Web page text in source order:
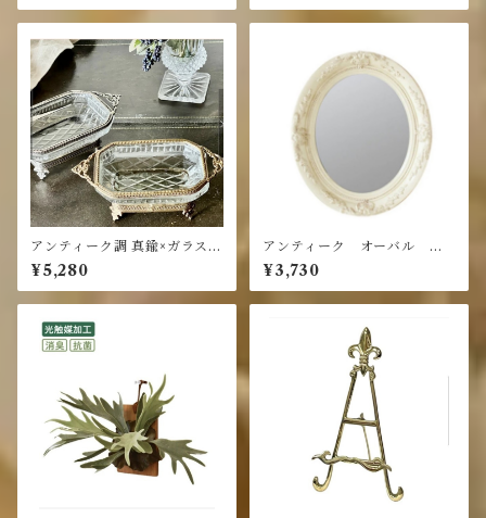
アンティーク調 真鍮×ガラス脚
付 トレイ G
¥5,280
アンティーク オーバル ミ
ラー アイボリーS
¥3,730